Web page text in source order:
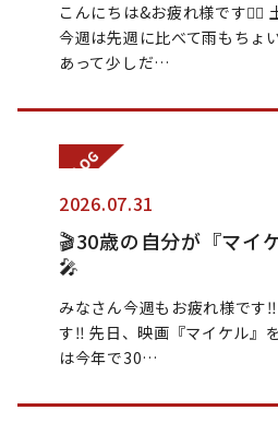
こんにちは&お疲れ様です🙂‍↕️
今週は先週に比べて雨もちょ
あって少しだ…
2026.07.31
🎬30歳の自分が『マイ
🎤
みなさん今週もお疲れ様です
す‼️ 先日、映画『マイケル』
は今年で30…